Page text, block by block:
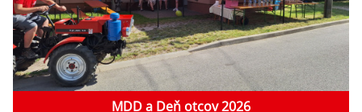
MDD a Deň otcov 2026